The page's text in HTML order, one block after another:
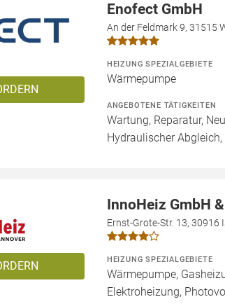
Enofect GmbH
An der Feldmark 9, 31515
HEIZUNG SPEZIALGEBIETE
Wärmepumpe
ANGEBOTENE TÄTIGKEITEN
Wartung, Reparatur,
Hydraulischer
InnoHeiz GmbH
Ernst-Grote-Str. 13, 30916
HEIZUNG SPEZIALGEBIETE
Wärmepumpe,
Elektroheizung,